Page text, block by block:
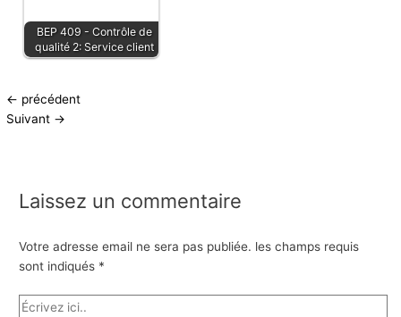
BEP 409 - Contrôle de
qualité 2: Service client
← précédent
Suivant →
Laissez un commentaire
Votre adresse email ne sera pas publiée. les champs requis
sont indiqués *